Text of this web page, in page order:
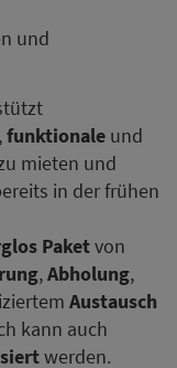
und
, funktionale und
mieten und
in der frühen
Paketvon
, Abholung,
Austausch
kann auch
werden.